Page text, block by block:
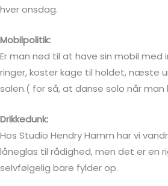
hver onsdag.
Mobilpolitik:
Er man nød til at have sin mobil med
ringer, koster kage til holdet, næste
salen.( for så, at danse solo når
Drikkedunk:
Hos Studio Hendry Hamm har vi
låneglas til rådighed, men det er en
selvfølgelig bare fylder op.